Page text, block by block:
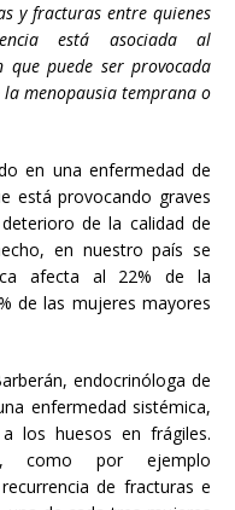
y fracturas entre quienes
está asociada al
que puede ser provocada
menopausia temprana o
en una enfermedad de
está provocando graves
de la calidad de
en nuestro país se
afecta al 22% de la
de las mujeres mayores
endocrinóloga de
enfermedad sistémica,
los huesos en frágiles.
como por ejemplo
de fracturas e